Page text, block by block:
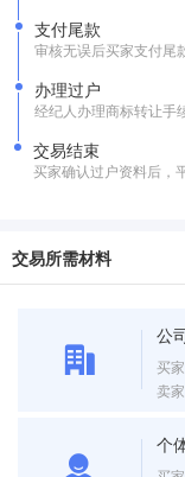
支付尾款
审核无误后买家支付尾
办理过户
经纪人办理商标转让手
交易结束
买家确认过户资料后，
交易所需材料
公
买
卖
个